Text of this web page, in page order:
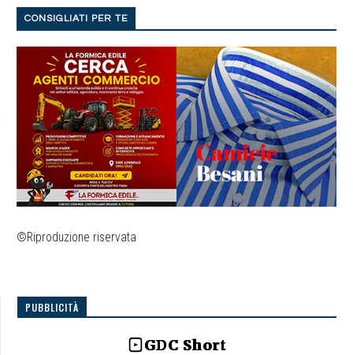
CONSIGLIATI PER TE
©Riproduzione riservata
PUBBLICITÀ
GDC Short